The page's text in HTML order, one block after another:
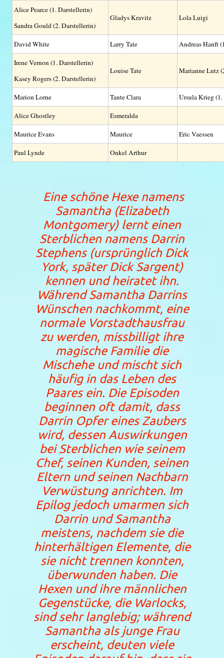
Alice Pearce (1. Darstellerin)
Sandra Gould (2. Darstellerin)
Gladys Kravitz Lola Luigi
David White Larry Tate Andreas Hanft
Irene Vernon (1. Darstellerin)
Kasey Rogers (2. Darstellerin)
Louise Tate Marianne Lutz
Marion Lorne Tante Clara Ursula Krieg (1.
Alice Ghostley Esmeralda
Maurice Evans Maurice Eric Vaessen
Paul Lynde Onkel Arthur
Eine schöne Hexe namens
Samantha (Elizabeth
Montgomery) lernt einen
Sterblichen namens Darrin
Stephens (ursprünglich Dick
York, später Dick Sargent)
kennen und heiratet ihn.
Während Samantha Darrins
Wünschen nachkommt, eine
normale Vorstadthausfrau
zu werden, missbilligt ihre
magische Familie die
Mischehe und mischt sich
häufig in das Leben des
Paares ein. Die Episoden
beginnen oft damit, dass
Darrin Opfer eines Zaubers
wird, dessen Auswirkungen
bei Sterblichen wie seinem
Chef, seinen Kunden, seinen
Eltern und seinen Nachbarn
Verwüstung anrichten. Im
Epilog jedoch umarmen sich
Darrin und Samantha
meistens, nachdem sie die
hinterhältigen Elemente, die
sie nicht trennen konnten,
überwunden haben. Die
Hexen und ihre männlichen
Gegenstücke, die Warlocks,
sind sehr langlebig; während
Samantha als junge Frau
erscheint, deuten viele